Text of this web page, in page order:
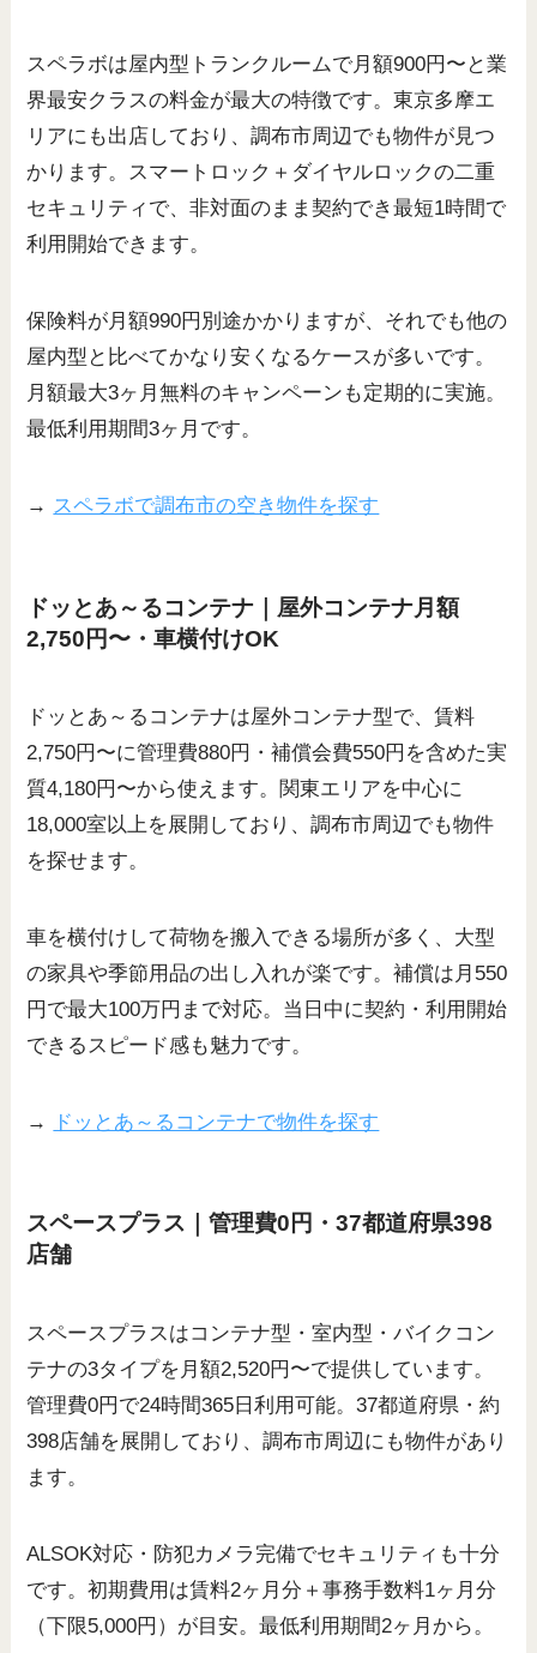
スペラボは屋内型トランクルームで月額900円〜と業
界最安クラスの料金が最大の特徴です。東京多摩エ
リアにも出店しており、調布市周辺でも物件が見つ
かります。スマートロック＋ダイヤルロックの二重
セキュリティで、非対面のまま契約でき最短1時間で
利用開始できます。
保険料が月額990円別途かかりますが、それでも他の
屋内型と比べてかなり安くなるケースが多いです。
月額最大3ヶ月無料のキャンペーンも定期的に実施。
最低利用期間3ヶ月です。
→ スペラボで調布市の空き物件を探す
ドッとあ～るコンテナ｜屋外コンテナ月額
2,750円〜・車横付けOK
ドッとあ～るコンテナは屋外コンテナ型で、賃料
2,750円〜に管理費880円・補償会費550円を含めた実
質4,180円〜から使えます。関東エリアを中心に
18,000室以上を展開しており、調布市周辺でも物件
を探せます。
車を横付けして荷物を搬入できる場所が多く、大型
の家具や季節用品の出し入れが楽です。補償は月550
円で最大100万円まで対応。当日中に契約・利用開始
できるスピード感も魅力です。
→ ドッとあ～るコンテナで物件を探す
スペースプラス｜管理費0円・37都道府県398
店舗
スペースプラスはコンテナ型・室内型・バイクコン
テナの3タイプを月額2,520円〜で提供しています。
管理費0円で24時間365日利用可能。37都道府県・約
398店舗を展開しており、調布市周辺にも物件があり
ます。
ALSOK対応・防犯カメラ完備でセキュリティも十分
です。初期費用は賃料2ヶ月分＋事務手数料1ヶ月分
（下限5,000円）が目安。最低利用期間2ヶ月から。